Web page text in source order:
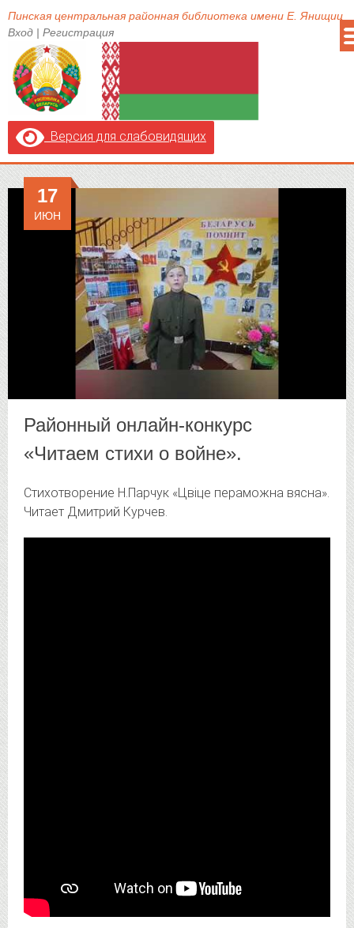
Пинская центральная районная библиотека имени Е. Янищиц
Вход | Регистрация
Версия для слабовидящих
Районный онлайн-конкурс
«Читаем стихи о войне».
17
ИЮН
Стихотворение Н.Парчук «Цвіце пераможна вясна».
Читает Дмитрий Курчев.